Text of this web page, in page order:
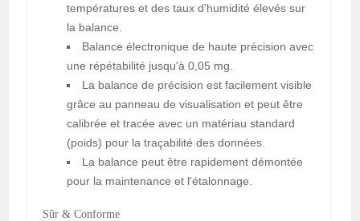
températures et des taux d'humidité élevés sur
la balance.
Balance électronique de haute précision avec
une répétabilité jusqu'à 0,05 mg.
La balance de précision est facilement visible
grâce au panneau de visualisation et peut être
calibrée et tracée avec un matériau standard
(poids) pour la traçabilité des données.
La balance peut être rapidement démontée
pour la maintenance et l'étalonnage.
Sûr & Conforme